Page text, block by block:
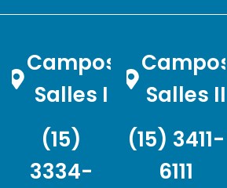
Campos
Salles I
(15)
3334-
Campos
Salles II
(15) 3411-
6111